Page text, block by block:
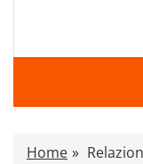
Caratteristiche
Home